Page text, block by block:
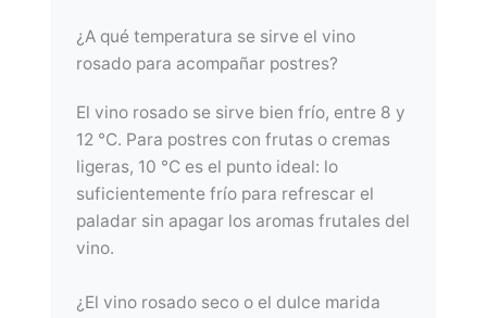
¿A qué temperatura se sirve el vino
rosado para acompañar postres?
El vino rosado se sirve bien frío, entre 8 y
12 °C. Para postres con frutas o cremas
ligeras, 10 °C es el punto ideal: lo
suficientemente frío para refrescar el
paladar sin apagar los aromas frutales del
vino.
¿El vino rosado seco o el dulce marida